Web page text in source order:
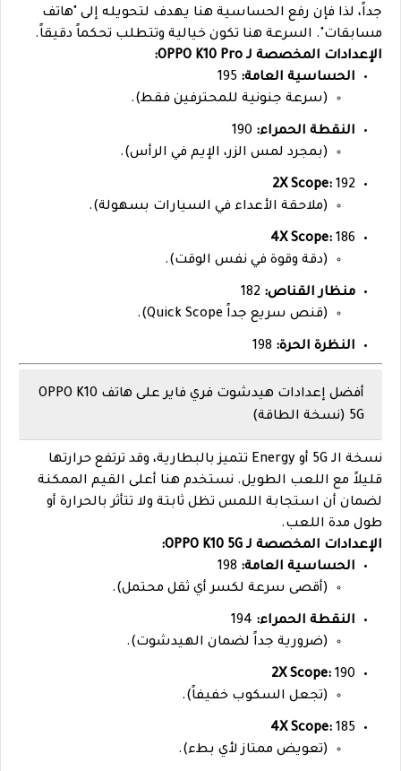
جداً، لذا فإن رفع الحساسية هنا يهدف لتحويله إلى "هاتف
مسابقات". السرعة هنا تكون خيالية وتتطلب تحكماً دقيقاً.
الإعدادات المخصصة لـ OPPO K10 Pro:
الحساسية العامة:
(سرعة جنونية للمحترفين فقط).
النقطة الحمراء:
(بمجرد لمس الزر، الإيم في الرأس).
2X Scope: 192
(ملاحقة الأعداء في السيارات بسهولة).
4X Scope: 186
(دقة وقوة في نفس الوقت).
منظار القناص:
(قنص سريع جداً Quick Scope).
النظرة الحرة:
أفضل إعدادات هيدشوت فري فاير على هاتف OPPO K10
5G (نسخة الطاقة)
نسخة الـ 5G أو Energy تتميز بالبطارية، وقد ترتفع حرارتها
قليلاً مع اللعب الطويل. نستخدم هنا أعلى القيم الممكنة
لضمان أن استجابة اللمس تظل ثابتة ولا تتأثر بالحرارة أو
طول مدة اللعب.
الإعدادات المخصصة لـ OPPO K10 5G:
الحساسية العامة:
(أقصى سرعة لكسر أي ثقل محتمل).
النقطة الحمراء:
(ضرورية جداً لضمان الهيدشوت).
2X Scope: 190
(تجعل السكوب خفيفاً).
4X Scope: 185
(تعويض ممتاز لأي بطء).